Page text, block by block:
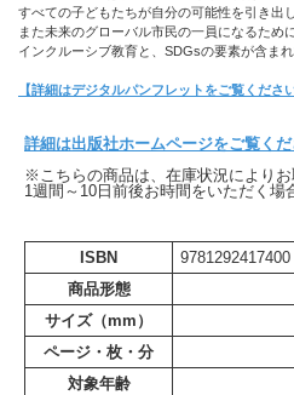
すべての子どもたちが自分の可能性を引き出
また未来のグローバル市民の一員になるため
インクルーシブ教育と、SDGsの要素が含ま
【詳細はデジタルパンフレットをご覧ください
詳細は出版社ホームページをご覧く
※こちらの商品は、在庫状況により
1週間～10日前後お時間をいただく場
ISBN
9781292417400
商品形態
サイズ（mm）
ページ・枚・分
対象年齢